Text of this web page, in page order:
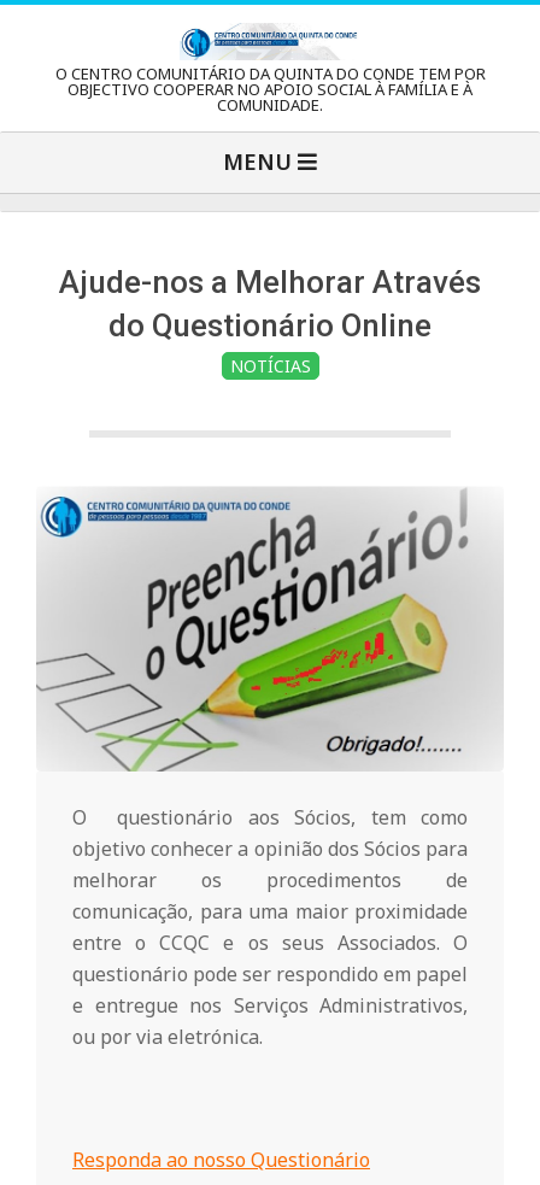
content
e
n
C
m
u
O CENTRO COMUNITÁRIO DA QUINTA DO CONDE TEM POR
OBJECTIVO COOPERAR NO APOIO SOCIAL À FAMÍLIA E À
COMUNIDADE.
Menu
MENU
Ajude-nos a Melhorar Através
do Questionário Online
NOTÍCIAS
O questionário aos Sócios, tem como
objetivo conhecer a opinião dos Sócios para
melhorar os procedimentos de
comunicação, para uma maior proximidade
entre o CCQC e os seus Associados. O
questionário pode ser respondido em papel
e entregue nos Serviços Administrativos,
ou por via eletrónica.
Responda ao nosso Questionário